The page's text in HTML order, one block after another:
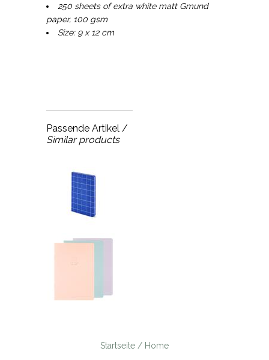
250 sheets of extra white matt Gmund
paper, 100 gsm
Size: 9 x 12 cm
Passende Artikel /
Similar products
Startseite / Home